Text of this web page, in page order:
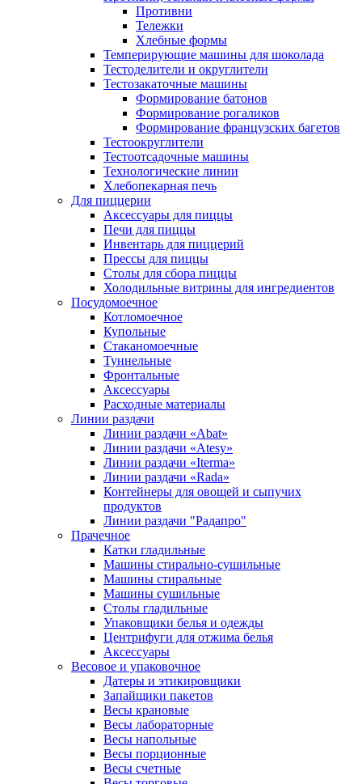
Противни
Тележки
Хлебные формы
Темперирующие машины для шоколада
Тестоделители и округлители
Тестозакаточные машины
Формирование батонов
Формирование рогаликов
Формирование французских багетов
Тестоокруглители
Тестоотсадочные машины
Технологические линии
Хлебопекарная печь
Для пиццерии
Аксессуары для пиццы
Печи для пиццы
Инвентарь для пиццерий
Прессы для пиццы
Столы для сбора пиццы
Холодильные витрины для ингредиентов
Посудомоечное
Котломоечное
Купольные
Стаканомоечные
Туннельные
Фронтальные
Аксессуары
Расходные материалы
Линии раздачи
Линии раздачи «Abat»
Линии раздачи «Atesy»
Линии раздачи «Iterma»
Линии раздачи «Rada»
Контейнеры для овощей и сыпучих
продуктов
Линии раздачи "Радапро"
Прачечное
Катки гладильные
Машины стирально-сушильные
Машины стиральные
Машины сушильные
Столы гладильные
Упаковщики белья и одежды
Центрифуги для отжима белья
Аксессуары
Весовое и упаковочное
Датеры и этикировщики
Запайщики пакетов
Весы крановые
Весы лабораторные
Весы напольные
Весы порционные
Весы счетные